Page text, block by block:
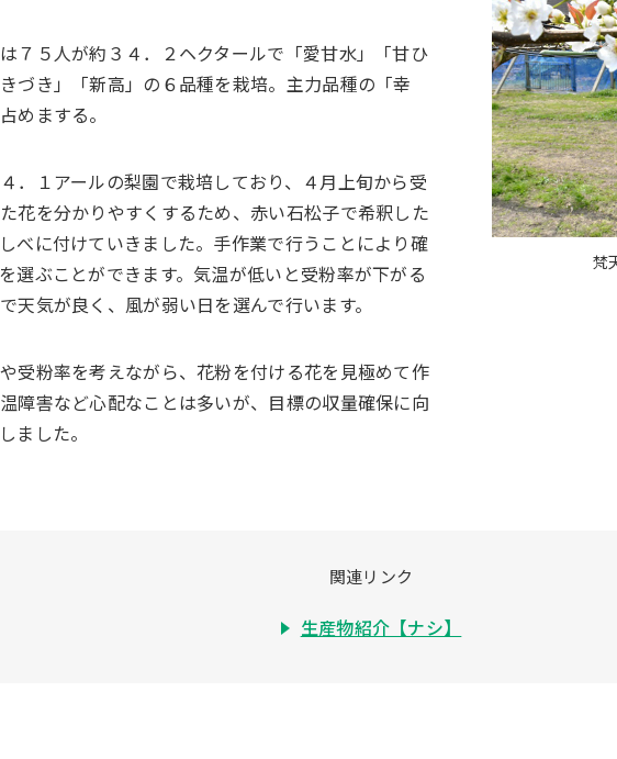
梵
７５人が約３４．２ヘクタールで「愛甘水」「甘ひ
づき」「新高」の６品種を栽培。主力品種の「幸
めまする。
．１アールの梨園で栽培しており、４月上旬から受
花を分かりやすくするため、赤い石松子で希釈した
べに付けていきました。手作業で行うことにより確
選ぶことができます。気温が低いと受粉率が下がる
天気が良く、風が弱い日を選んで行います。
受粉率を考えながら、花粉を付ける花を見極めて作
障害など心配なことは多いが、目標の収量確保に向
ました。
関連リンク
生産物紹介【ナシ】